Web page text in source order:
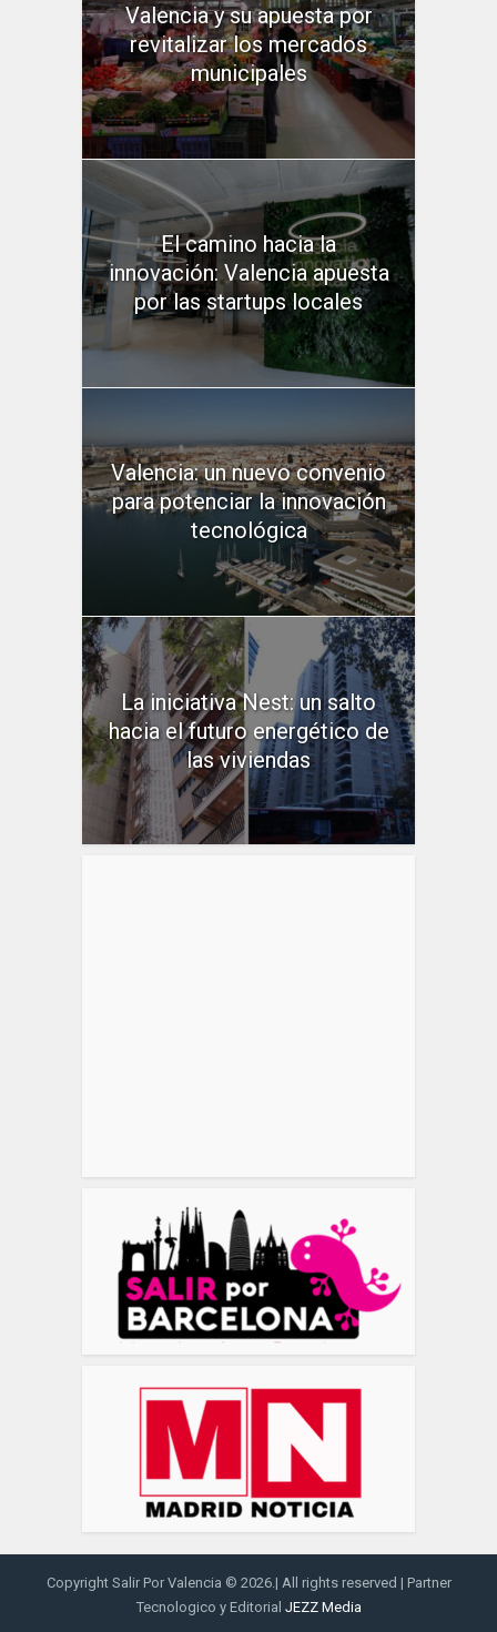
Valencia y su apuesta por
revitalizar los mercados
municipales
El camino hacia la
innovación: Valencia apuesta
por las startups locales
Valencia: un nuevo convenio
para potenciar la innovación
tecnológica
La iniciativa Nest: un salto
hacia el futuro energético de
las viviendas
Copyright Salir Por Valencia © 2026.| All rights reserved | Partner
Tecnologico y Editorial JEZZ Media